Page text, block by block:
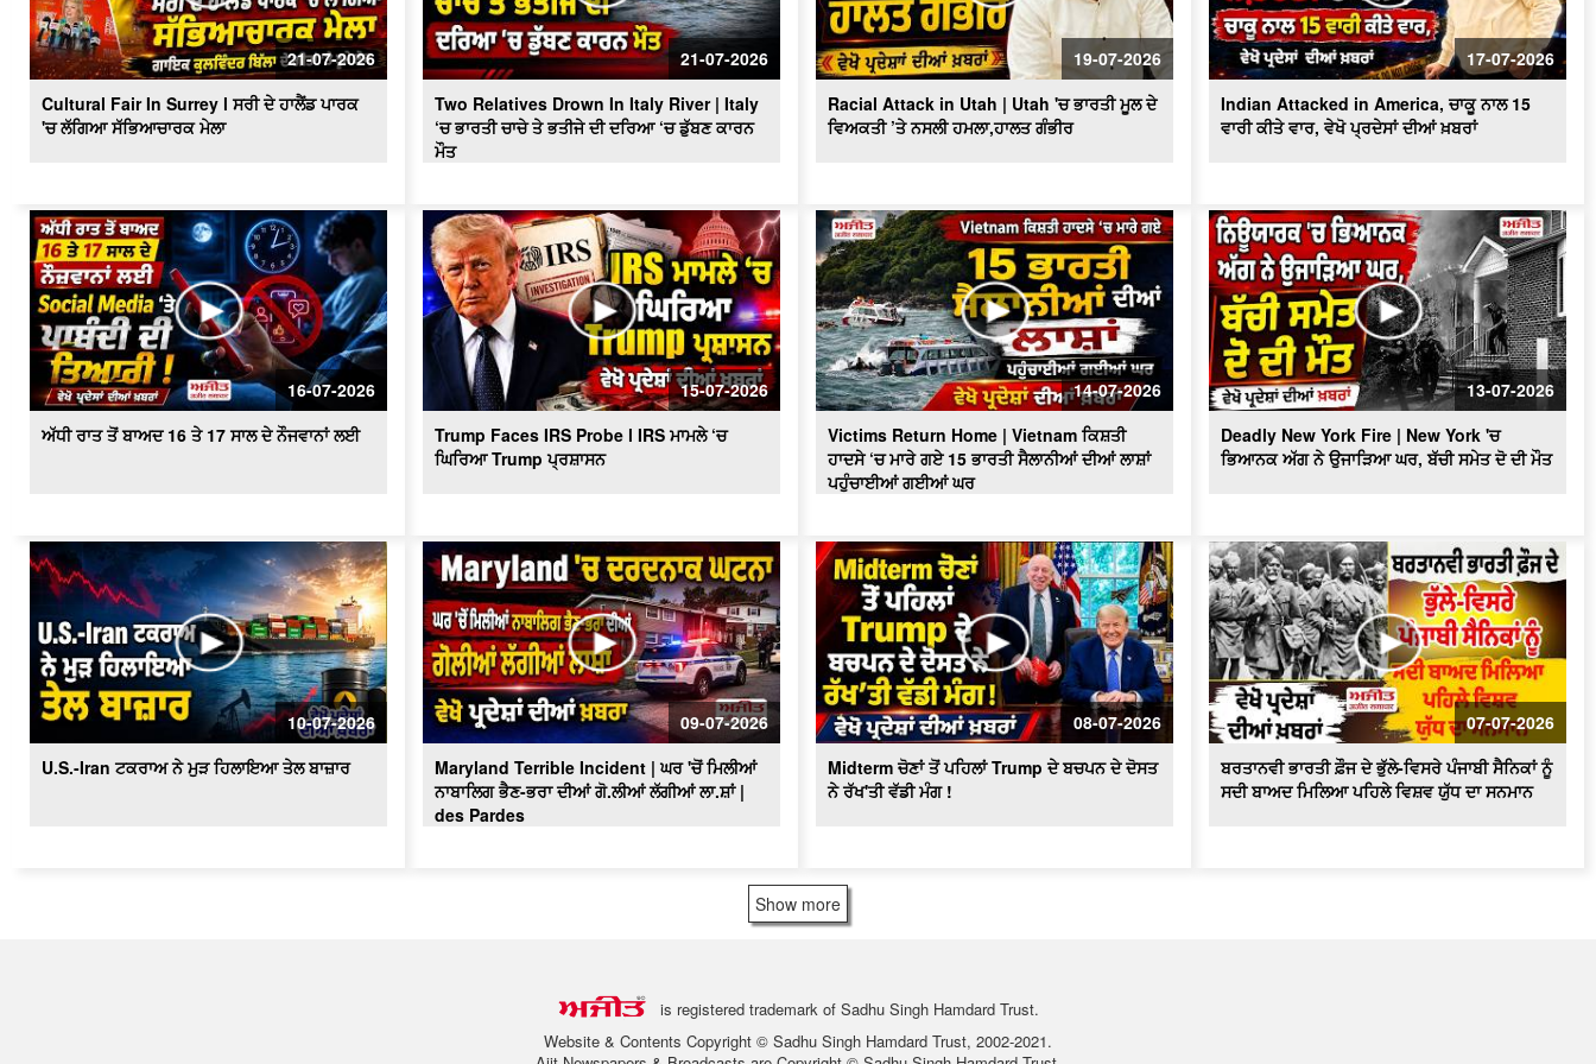
ਬਰਤਾਨਵੀ ਭਾਰਤੀ ਫ਼ੌਜ ਦੇ ਭੁੱਲੇ-ਵਿਸਰੇ ਪੰਜਾਬੀ
ਸੈਨਿਕਾਂ ਨੂੰ ਸਦੀ ਬਾਅਦ ਮਿਲਿਆ ਪਹਿਲੇ ਵਿਸ਼ਵ
ਯੁੱਧ ਦਾ ਸਨਮਾਨ
21-07-2026
Cultural Fair In Surrey l ਸਰੀ ਦੇ ਹਾਲੈਂਡ ਪਾਰਕ
'ਚ ਲੱਗਿਆ ਸੱਭਿਆਚਾਰਕ ਮੇਲਾ
21-07-2026
Two Relatives Drown In Italy River | Italy
‘ਚ ਭਾਰਤੀ ਚਾਚੇ ਤੇ ਭਤੀਜੇ ਦੀ ਦਰਿਆ ‘ਚ ਡੁੱਬਣ ਕਾਰਨ
ਮੌਤ
19-07-2026
Racial Attack in Utah | Utah 'ਚ ਭਾਰਤੀ ਮੂਲ ਦੇ
ਵਿਅਕਤੀ ’ਤੇ ਨਸਲੀ ਹਮਲਾ,ਹਾਲਤ ਗੰਭੀਰ
17-07-2026
Indian Attacked in America, ਚਾਕੂ ਨਾਲ 15
ਵਾਰੀ ਕੀਤੇ ਵਾਰ, ਵੇਖੋ ਪ੍ਰਦੇਸਾਂ ਦੀਆਂ ਖ਼ਬਰਾਂ
16-07-2026
ਅੱਧੀ ਰਾਤ ਤੋਂ ਬਾਅਦ 16 ਤੇ 17 ਸਾਲ ਦੇ ਨੌਜਵਾਨਾਂ ਲਈ
15-07-2026
Trump Faces IRS Probe l IRS ਮਾਮਲੇ ‘ਚ
ਘਿਰਿਆ Trump ਪ੍ਰਸ਼ਾਸਨ
14-07-2026
Victims Return Home | Vietnam ਕਿਸ਼ਤੀ
ਹਾਦਸੇ ‘ਚ ਮਾਰੇ ਗਏ 15 ਭਾਰਤੀ ਸੈਲਾਨੀਆਂ ਦੀਆਂ ਲਾਸ਼ਾਂ
ਪਹੁੰਚਾਈਆਂ ਗਈਆਂ ਘਰ
13-07-2026
Deadly New York Fire | New York 'ਚ
ਭਿਆਨਕ ਅੱਗ ਨੇ ਉਜਾੜਿਆ ਘਰ, ਬੱਚੀ ਸਮੇਤ ਦੋ ਦੀ ਮੌਤ
10-07-2026
U.S.-Iran ਟਕਰਾਅ ਨੇ ਮੁੜ ਹਿਲਾਇਆ ਤੇਲ ਬਾਜ਼ਾਰ
09-07-2026
Maryland Terrible Incident | ਘਰ 'ਚੋਂ ਮਿਲੀਆਂ
ਨਾਬਾਲਿਗ ਭੈਣ-ਭਰਾ ਦੀਆਂ ਗੋ.ਲੀਆਂ ਲੱਗੀਆਂ ਲਾ.ਸ਼ਾਂ |
des Pardes
08-07-2026
Midterm ਚੋਣਾਂ ਤੋਂ ਪਹਿਲਾਂ Trump ਦੇ ਬਚਪਨ ਦੇ ਦੋਸਤ
ਨੇ ਰੱਖ'ਤੀ ਵੱਡੀ ਮੰਗ !
07-07-2026
ਬਰਤਾਨਵੀ ਭਾਰਤੀ ਫ਼ੌਜ ਦੇ ਭੁੱਲੇ-ਵਿਸਰੇ ਪੰਜਾਬੀ ਸੈਨਿਕਾਂ ਨੂੰ
ਸਦੀ ਬਾਅਦ ਮਿਲਿਆ ਪਹਿਲੇ ਵਿਸ਼ਵ ਯੁੱਧ ਦਾ ਸਨਮਾਨ
Show more
is registered trademark of Sadhu Singh Hamdard Trust.
Website & Contents Copyright © Sadhu Singh Hamdard Trust, 2002-2021.